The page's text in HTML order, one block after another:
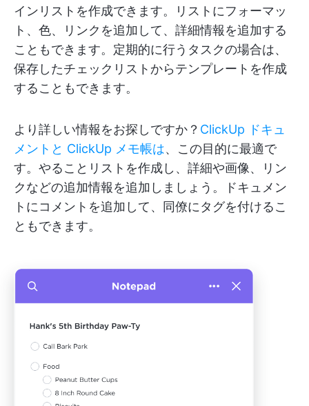
インリストを作成できます。リストにフォーマッ
ト、色、リンクを追加して、詳細情報を追加する
こともできます。定期的に行うタスクの場合は、
保存したチェックリストからテンプレートを作成
することもできます。
より詳しい情報をお探しですか？ ClickUp ドキュ
メントと ClickUp メモ帳は、この目的に最適で
す。やることリストを作成し、詳細や画像、リン
クなどの追加情報を追加しましょう。ドキュメン
トにコメントを追加して、同僚にタグを付けるこ
ともできます。